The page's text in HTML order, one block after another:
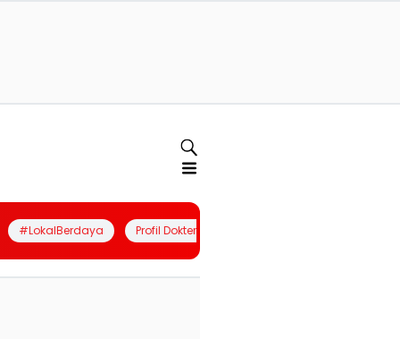
#LokalBerdaya Profil Dokter